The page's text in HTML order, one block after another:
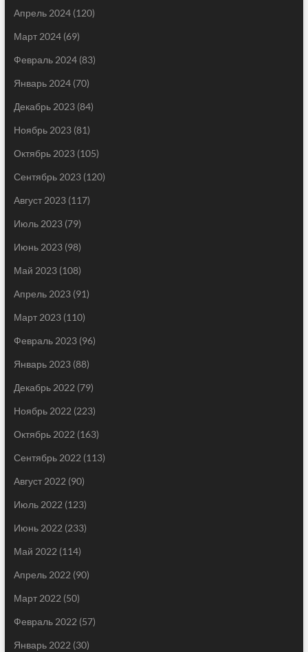
Апрель 2024(120)
Март 2024(69)
Февраль 2024(83)
Январь 2024(70)
Декабрь 2023(84)
Ноябрь 2023(81)
Октябрь 2023(105)
Сентябрь 2023(120)
Август 2023(117)
Июль 2023(79)
Июнь 2023(98)
Май 2023(108)
Апрель 2023(91)
Март 2023(110)
Февраль 2023(96)
Январь 2023(88)
Декабрь 2022 (79)
Ноябрь 2022 (223)
Октябрь 2022 (163)
Сентябрь 2022 (113)
Август 2022 (90)
Июль 2022 (123)
Июнь 2022 (233)
Май 2022 (114)
Апрель 2022 (90)
Март 2022 (50)
Февраль 2022 (57)
Январь 2022 (30)